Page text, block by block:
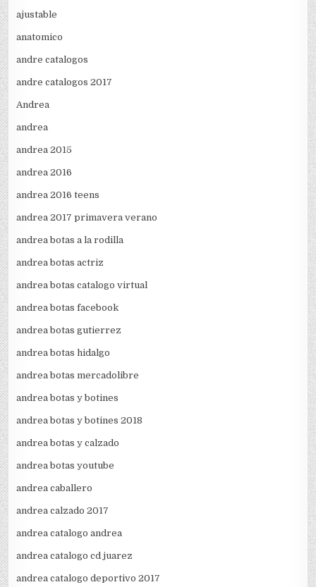
ajustable
anatomico
andre catalogos
andre catalogos 2017
Andrea
andrea
andrea 2015
andrea 2016
andrea 2016 teens
andrea 2017 primavera verano
andrea botas a la rodilla
andrea botas actriz
andrea botas catalogo virtual
andrea botas facebook
andrea botas gutierrez
andrea botas hidalgo
andrea botas mercadolibre
andrea botas y botines
andrea botas y botines 2018
andrea botas y calzado
andrea botas youtube
andrea caballero
andrea calzado 2017
andrea catalogo andrea
andrea catalogo cd juarez
andrea catalogo deportivo 2017